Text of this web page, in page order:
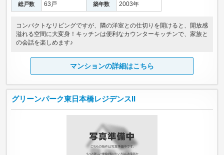
総戸数 63戸 築年数 2003年
コンパクトなリビングですが、隣の洋室との仕切りを開けると、開放感
溢れる空間に大変身！キッチンは便利なカウンターキッチンで、家族と
の会話を楽しめます♪
マンションの詳細はこちら
グリーンパーク東日本橋レジデンスII